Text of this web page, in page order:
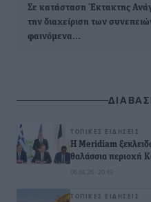
Σε κατάσταση Έκτακτης
την διαχείριση των
φαινόμενα…
ΤΟΠΙΚΈΣ ΕΙΔΉΣΕΙΣ
Η Meridiam
θαλάσσια περιοχή
06.08.26 · 20:49
ΤΟΠΙΚΈΣ ΕΙΔΉΣΕΙΣ